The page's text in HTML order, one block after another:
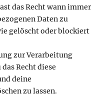
das Recht wann immer
Daten zu
gelöscht oder blockiert
zur Verarbeitung
Recht diese
deine
zu lassen.